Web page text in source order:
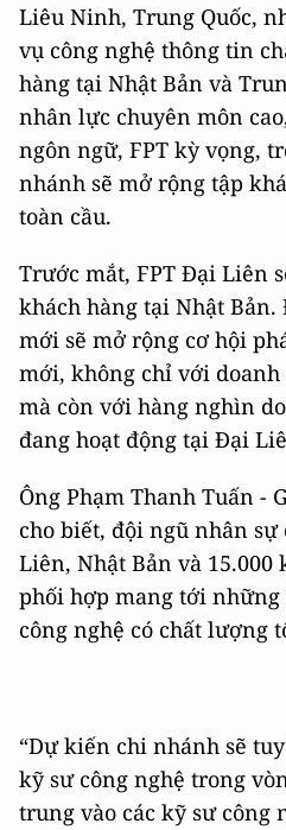
Liêu Ninh, Trung Quốc,
vụ công nghệ thông tin
hàng tại Nhật Bản và
nhân lực chuyên môn
ngôn ngữ, FPT kỳ vọng,
nhánh sẽ mở rộng tập
toàn cầu.
Trước mắt, FPT Đại Liên
khách hàng tại Nhật
mới sẽ mở rộng cơ hội
mới, không chỉ với doanh
mà còn với hàng nghìn
đang hoạt động tại Đại
Ông Phạm Thanh Tuấn -
cho biết, đội ngũ nhân
Liên, Nhật Bản và 15.000
phối hợp mang tới những
công nghệ có chất lượng
“Dự kiến chi nhánh sẽ
kỹ sư công nghệ trong
trung vào các kỹ sư công